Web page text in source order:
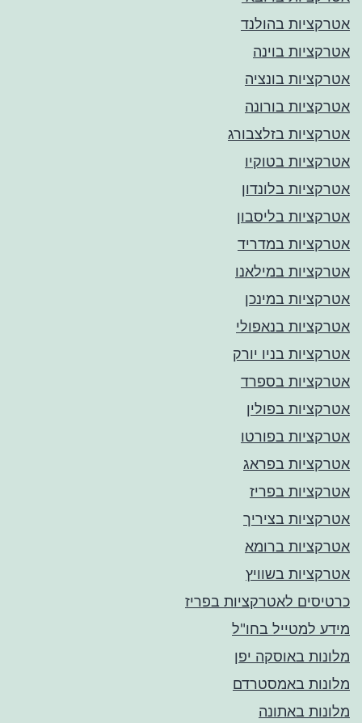
אטרקציות בהולנד
אטרקציות בוינה
אטרקציות בונציה
אטרקציות בורונה
אטרקציות בזלצבורג
אטרקציות בטוקיו
אטרקציות בלונדון
אטרקציות בליסבון
אטרקציות במדריד
אטרקציות במילאנו
אטרקציות במינכן
אטרקציות בנאפולי
אטרקציות בניו יורק
אטרקציות בספרד
אטרקציות בפולין
אטרקציות בפורטו
אטרקציות בפראג
אטרקציות בפריז
אטרקציות בציריך
אטרקציות ברומא
אטרקציות בשוויץ
כרטיסים לאטרקציות בפריז
מידע למטייל בחו"ל
מלונות באוסקה יפן
מלונות באמסטרדם
מלונות באתונה